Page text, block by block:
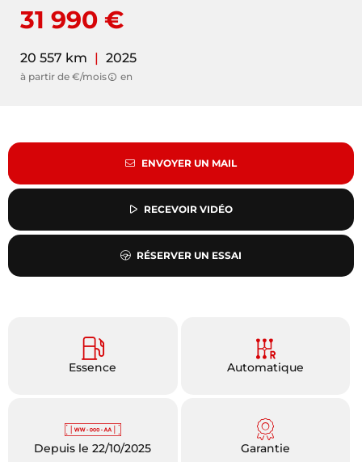
31 990 €
20 557 km | 2025
à partir de €/mois en
ENVOYER UN MAIL
RECEVOIR VIDÉO
RÉSERVER UN ESSAI
Essence Automatique
Depuis le 22/10/2025 Garantie